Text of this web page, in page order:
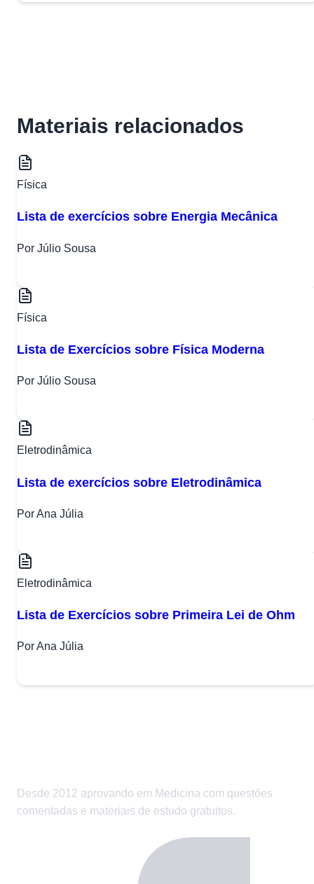
Materiais relacionados
Física
Lista de exercícios sobre Energia Mecânica
Por Júlio Sousa
Física
Lista de Exercícios sobre Física Moderna
Por Júlio Sousa
Eletrodinâmica
Lista de exercícios sobre Eletrodinâmica
Por Ana Júlia
Eletrodinâmica
Lista de Exercícios sobre Primeira Lei de Ohm
Por Ana Júlia
Desde 2012 aprovando em Medicina com questões
comentadas e materiais de estudo gratuitos.